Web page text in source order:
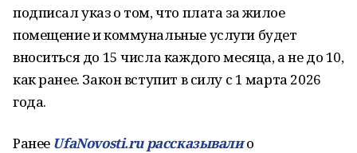
подписал указ о том, что плата за жилое
помещение и коммунальные услуги будет
вноситься до 15 числа каждого месяца, а не до 10,
как ранее. Закон вступит в силу с 1 марта 2026
года.
Ранее UfaNovosti.ru рассказывалио